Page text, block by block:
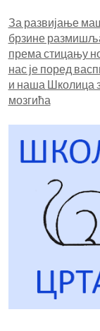
За развијање
брзине
према стицању
нас је поред
и наша Школица
мозгића